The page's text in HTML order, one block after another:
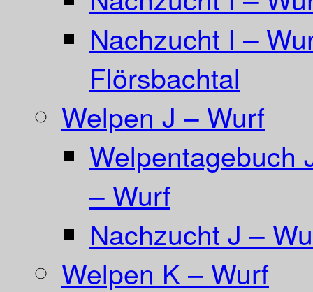
Nachzucht I –
Flörsbachtal
Welpen J – Wurf
Welpentagebuch
– Wurf
Nachzucht J –
Welpen K – Wurf